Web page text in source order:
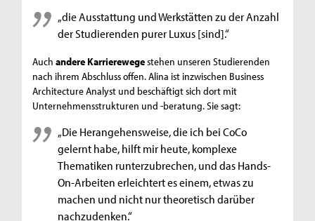
„die Ausstattung und Werkstätten zu der Anzahl
der Studierenden purer Luxus [sind].“
Auchandere Karrierewegestehen unseren Studierenden
nach ihrem Abschluss offen. Alina ist inzwischen Business
Architecture Analyst und beschäftigt sich dort mit
Unternehmensstrukturen und -beratung. Sie sagt:
„Die Herangehensweise, die ich bei CoCo
gelernt habe, hilft mir heute, komplexe
Thematiken runterzubrechen, und das Hands-
On-Arbeiten erleichtert es einem, etwas zu
machen und nicht nur theoretisch darüber
nachzudenken.“